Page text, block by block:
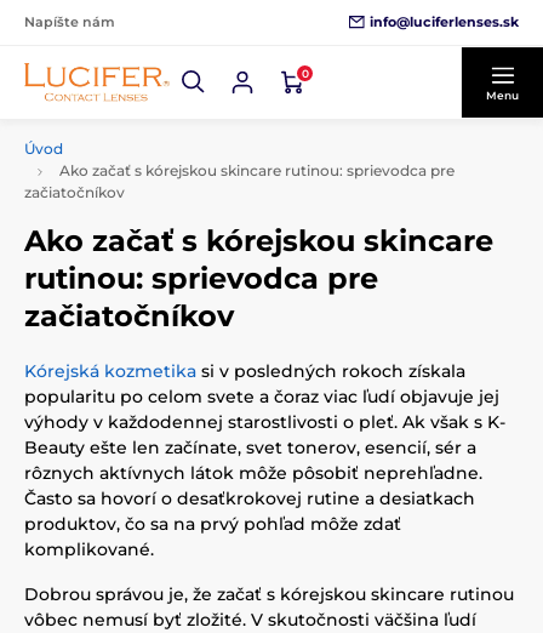
Napíšte nám info@luciferlenses.sk
0
Menu
Úvod
Ako začať s kórejskou skincare rutinou: sprievodca pre
začiatočníkov
Ako začať s kórejskou skincare
rutinou: sprievodca pre
začiatočníkov
Kórejská kozmetika si v posledných rokoch získala
popularitu po celom svete a čoraz viac ľudí objavuje jej
výhody v každodennej starostlivosti o pleť. Ak však s K-
Beauty ešte len začínate, svet tonerov, esencií, sér a
rôznych aktívnych látok môže pôsobiť neprehľadne.
Často sa hovorí o desaťkrokovej rutine a desiatkach
produktov, čo sa na prvý pohľad môže zdať
komplikované.
Dobrou správou je, že začať s kórejskou skincare rutinou
vôbec nemusí byť zložité. V skutočnosti väčšina ľudí